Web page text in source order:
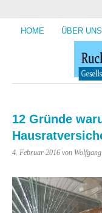
HOME ÜBER UNS
12 Gründe
4. Februar 2016 von